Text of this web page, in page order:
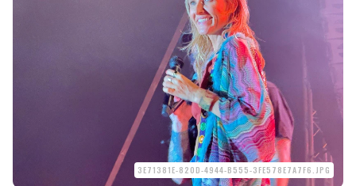
3E71381E-820D-4944-B555-3FE578E7A7F6.JPG
Mówi się o niej, że ma jeden z najbardziej charakterystycznych
głosów polskiej sceny muzycznej. W Helu na scenie na Bulwarze